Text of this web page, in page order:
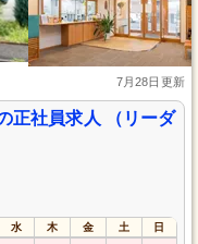
7月28日更新
正社員求人 （リーダ
水 木 金 土 日